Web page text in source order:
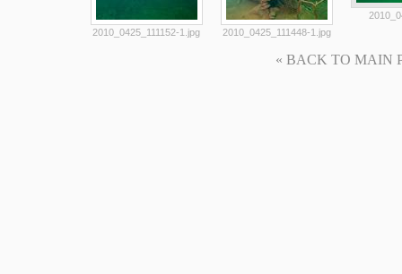
2010_0425_111152-1.jpg 2010_0425_111448-1.jpg
« BACK TO MAIN